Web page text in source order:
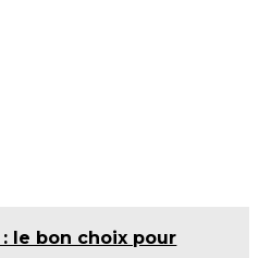
: le bon choix pour